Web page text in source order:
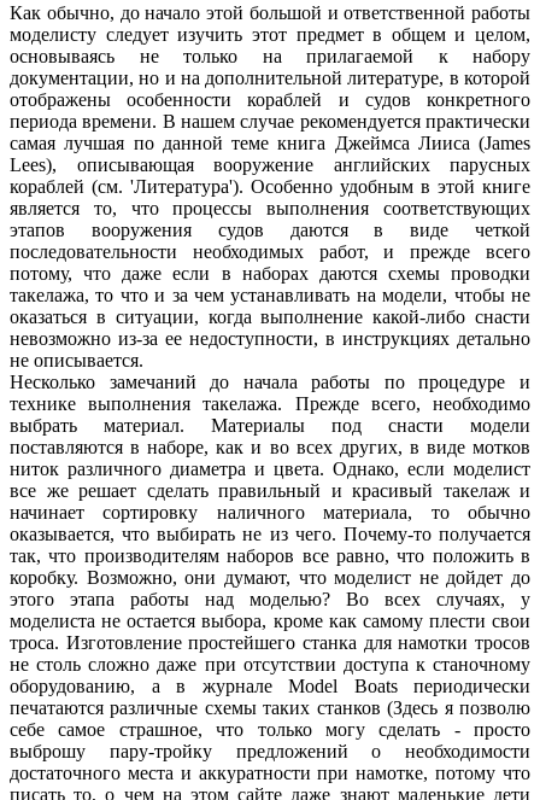
Как обычно, до начало этой большой и ответственной работы
моделисту следует изучить этот предмет в общем и целом,
основываясь не только на прилагаемой к набору
документации, но и на дополнительной литературе, в которой
отображены особенности кораблей и судов конкретного
периода времени. В нашем случае рекомендуется практически
самая лучшая по данной теме книга Джеймса Лииса (James
Lees), описывающая вооружение английских парусных
кораблей (см. 'Литература'). Особенно удобным в этой книге
является то, что процессы выполнения соответствующих
этапов вооружения судов даются в виде четкой
последовательности необходимых работ, и прежде всего
потому, что даже если в наборах даются схемы проводки
такелажа, то что и за чем устанавливать на модели, чтобы не
оказаться в ситуации, когда выполнение какой-либо снасти
невозможно из-за ее недоступности, в инструкциях детально
не описывается.
Несколько замечаний до начала работы по процедуре и
технике выполнения такелажа. Прежде всего, необходимо
выбрать материал. Материалы под снасти модели
поставляются в наборе, как и во всех других, в виде мотков
ниток различного диаметра и цвета. Однако, если моделист
все же решает сделать правильный и красивый такелаж и
начинает сортировку наличного материала, то обычно
оказывается, что выбирать не из чего. Почему-то получается
так, что производителям наборов все равно, что положить в
коробку. Возможно, они думают, что моделист не дойдет до
этого этапа работы над моделью? Во всех случаях, у
моделиста не остается выбора, кроме как самому плести свои
троса. Изготовление простейшего станка для намотки тросов
не столь сложно даже при отсутствии доступа к станочному
оборудованию, а в журнале Model Boats периодически
печатаются различные схемы таких станков (Здесь я позволю
себе самое страшное, что только могу сделать - просто
выброшу пару-тройку предложений о необходимости
достаточного места и аккуратности при намотке, потому что
писать то, о чем на этом сайте даже знают маленькие дети